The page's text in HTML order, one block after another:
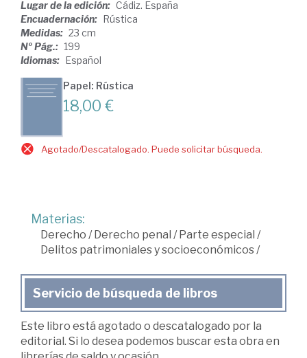
Lugar de la edición: Cádiz. España
Encuadernación: Rústica
Medidas: 23 cm
Nº Pág.: 199
Idiomas: Español
Papel: Rústica
18,00 €
Agotado/Descatalogado. Puede solicitar búsqueda.
Materias:
Derecho /Derecho penal /Parte especial /
Delitos patrimoniales y socioeconómicos/
Servicio de búsqueda de libros
Este libro está agotado o descatalogado por la
editorial. Si lo desea podemos buscar esta obra en